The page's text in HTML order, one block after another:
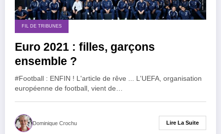
FIL DE TRIBUNES
Euro 2021 : filles, garçons
ensemble ?
#Football : ENFIN ! L'article de rêve ... L'UEFA, organisation
européenne de football, vient de…
Dominique Crochu Lire La Suite